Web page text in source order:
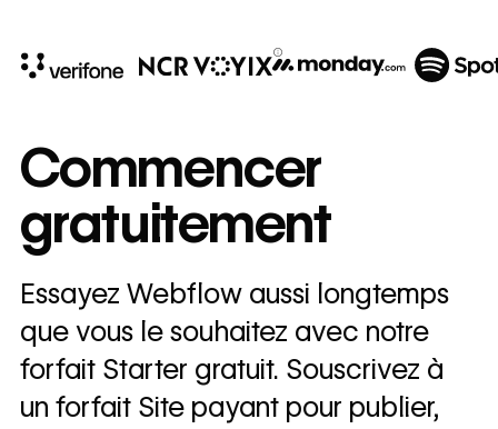
annually
Read
story
→
Commencer
gratuitement
Essayez Webflow aussi longtemps
que vous le souhaitez avec notre
forfait Starter gratuit. Souscrivez à
un forfait Site payant pour publier,